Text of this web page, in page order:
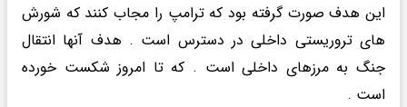
این هدف صورت گرفته بود که ترامپ را مجاب کنند که شورش
های تروریستی داخلی در دسترس است . هدف آنها انتقال
جنگ به مرزهای داخلی است . که تا امروز شکست خورده
است .